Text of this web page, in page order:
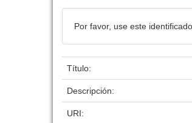
Por favor, use este
Título:
Descripción:
URI: